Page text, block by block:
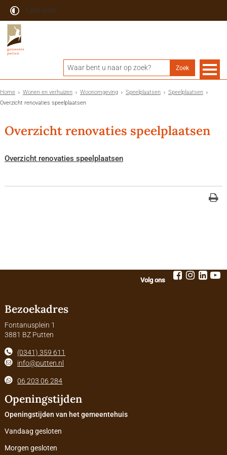
Lees voor
Home Wonen en verhuizen Woonomgeving Speelplaatsen
Speelplaatsen
Overzicht renovaties speelplaatsen
Overzicht renovaties speelplaatsen
Overzicht renovaties speelplaatsen
Volg ons
Bezoekadres
Fontanusplein 1
3881 BZ Putten
(0341) 359 611
info@putten.nl
06 203 06 284
Openingstijden
Openingstijden van het gemeentehuis
Vandaag gesloten
Morgen gesloten